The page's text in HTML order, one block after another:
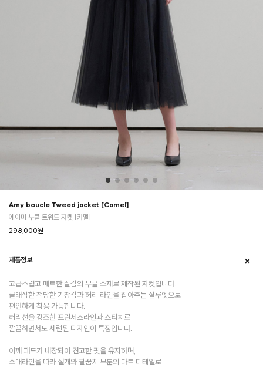
Amy boucle Tweed jacket [Camel]
에이미 부클 트위드 자켓 [카멜]
298,000원
제품정보
고급스럽고 매트한 질감의 부클 소재로 제작된 자켓입니다.
클래식한 적당한 기장감과 허리 라인을 잡아주는 실루엣으로
편안하게 착용 가능합니다.
허리선을 강조한 프린세스라인과 스티치로
깔끔하면서도 세련된 디자인이 특징입니다.
어깨 패드가 내장되어 견고한 핏을 유지하며,
소매라인을 따라 절개와 팔꿈치 부분의 다트 디테일로